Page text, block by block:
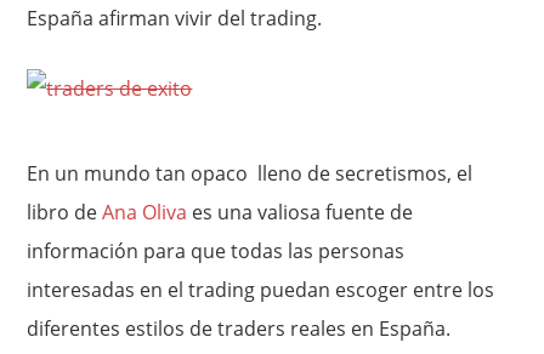
España afirman vivir del trading.
En un mundo tan opaco lleno de secretismos, el
libro deAna Oliva es una valiosa fuente de
información para que todas las personas
interesadas en el trading puedan escoger entre los
diferentes estilos de traders reales en España.